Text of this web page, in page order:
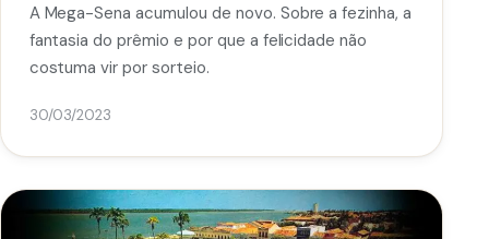
A Mega-Sena acumulou de novo. Sobre a fezinha, a
fantasia do prêmio e por que a felicidade não
costuma vir por sorteio.
30/03/2023